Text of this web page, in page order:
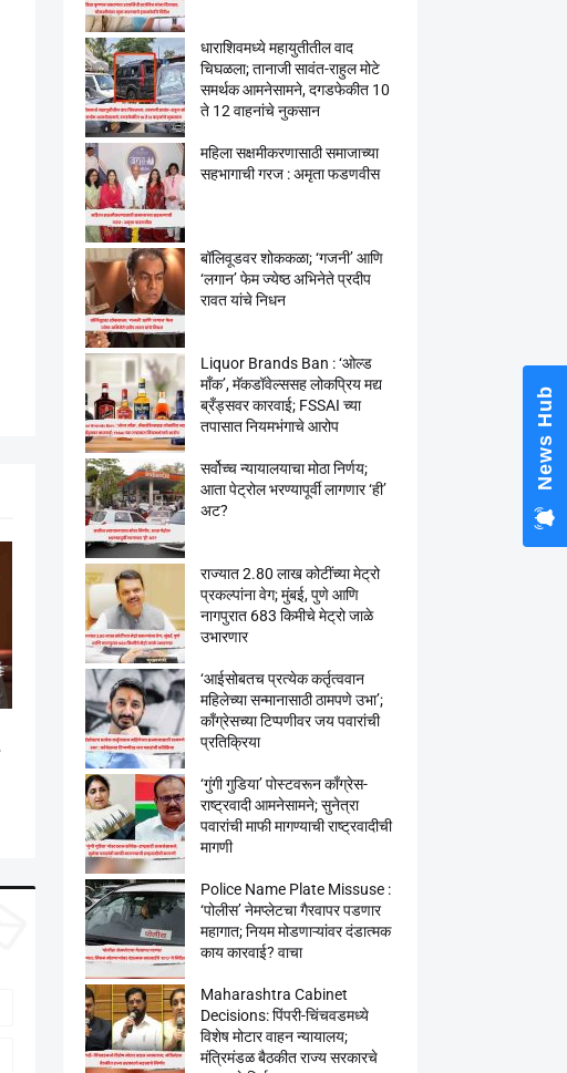
धाराशिवमध्ये महायुतीतील वाद
चिघळला; तानाजी सावंत-राहुल मोटे
समर्थक आमनेसामने, दगडफेकीत 10
ते 12 वाहनांचे नुकसान
महिला सक्षमीकरणासाठी समाजाच्या
सहभागाची गरज : अमृता फडणवीस
बॉलिवूडवर शोककळा; ‘गजनी’ आणि
‘लगान’ फेम ज्येष्ठ अभिनेते प्रदीप
रावत यांचे निधन
Liquor Brands Ban : ‘ओल्ड
मॉंक’, मॅकडॉवेल्ससह लोकप्रिय मद्य
ब्रँड्सवर कारवाई; FSSAI च्या
तपासात नियमभंगाचे आरोप
सर्वोच्च न्यायालयाचा मोठा निर्णय;
आता पेट्रोल भरण्यापूर्वी लागणार ‘ही’
अट?
राज्यात 2.80 लाख कोटींच्या मेट्रो
प्रकल्पांना वेग; मुंबई, पुणे आणि
नागपुरात 683 किमीचे मेट्रो जाळे
उभारणार
‘आईसोबतच प्रत्येक कर्तृत्ववान
महिलेच्या सन्मानासाठी ठामपणे उभा’;
काँग्रेसच्या टिप्पणीवर जय पवारांची
प्रतिक्रिया
‘गुंगी गुडिया’ पोस्टवरून काँग्रेस-
राष्ट्रवादी आमनेसामने; सुनेत्रा
पवारांची माफी मागण्याची राष्ट्रवादीची
मागणी
Police Name Plate Missuse :
‘पोलीस’ नेमप्लेटचा गैरवापर पडणार
महागात; नियम मोडणाऱ्यांवर दंडात्मक
काय कारवाई? वाचा
Maharashtra Cabinet
Decisions: पिंपरी-चिंचवडमध्ये
विशेष मोटार वाहन न्यायालय;
मंत्रिमंडळ बैठकीत राज्य सरकारचे
News Hub